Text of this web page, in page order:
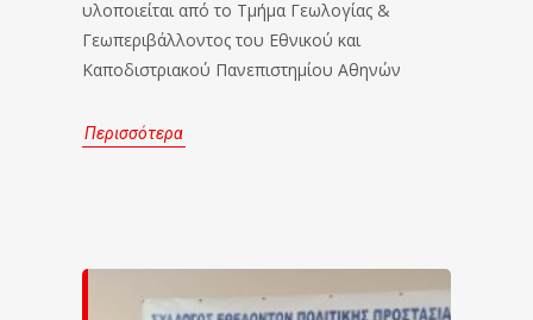
υλοποιείται από το Τμήμα Γεωλογίας &
Γεωπεριβάλλοντος του Εθνικού και
Καποδιστριακού Πανεπιστημίου Αθηνών
Περισσότερα